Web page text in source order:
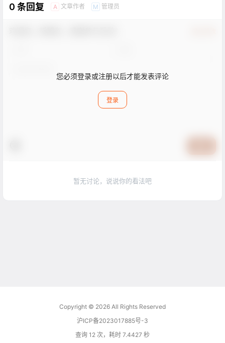
0 条回复 A 文章作者 M 管理员
您必须登录或注册以后才能发表评论
登录
暂无讨论，说说你的看法吧
Copyright © 2026 All Rights Reserved
沪ICP备2023017885号-3
查询 12 次，耗时 7.4427 秒